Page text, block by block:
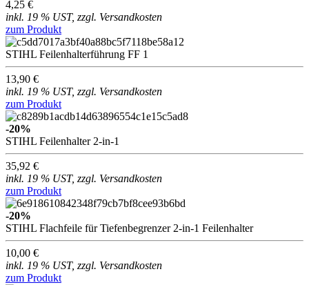
4,25 €
inkl. 19 % UST, zzgl. Versandkosten
zum Produkt
STIHL Feilenhalterführung FF 1
13,90 €
inkl. 19 % UST, zzgl. Versandkosten
zum Produkt
-20%
STIHL Feilenhalter 2-in-1
35,92 €
inkl. 19 % UST, zzgl. Versandkosten
zum Produkt
-20%
STIHL Flachfeile für Tiefenbegrenzer 2-in-1 Feilenhalter
10,00 €
inkl. 19 % UST, zzgl. Versandkosten
zum Produkt